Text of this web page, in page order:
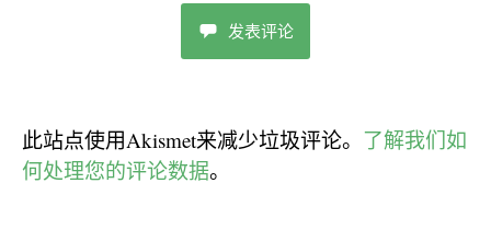
发表评论
此站点使用Akismet来减少垃圾评论。 了解我们如
何处理您的评论数据。